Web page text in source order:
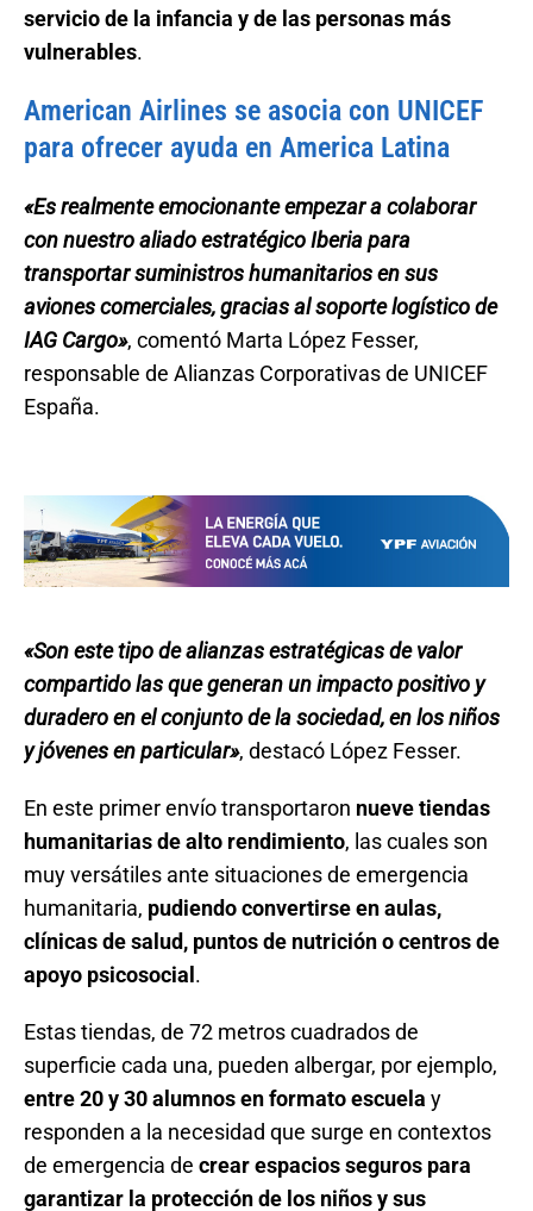
servicio de la infancia y de las personas más
vulnerables.
American Airlines se asocia con UNICEF
para ofrecer ayuda en America Latina
«Es realmente emocionante empezar a colaborar
con nuestro aliado estratégico Iberia para
transportar suministros humanitarios en sus
aviones comerciales, gracias al soporte logístico de
IAG Cargo», comentó Marta López Fesser,
responsable de Alianzas Corporativas de UNICEF
España.
«Son este tipo de alianzas estratégicas de valor
compartido las que generan un impacto positivo y
duradero en el conjunto de la sociedad, en los niños
y jóvenes en particular», destacó López Fesser.
En este primer envío transportaron nueve tiendas
humanitarias de alto rendimiento, las cuales son
muy versátiles ante situaciones de emergencia
humanitaria, pudiendo convertirse en aulas,
clínicas de salud, puntos de nutrición o centros de
apoyo psicosocial .
Estas tiendas, de 72 metros cuadrados de
superficie cada una, pueden albergar, por ejemplo,
entre 20 y 30 alumnos en formato escuela y
responden a la necesidad que surge en contextos
de emergencia de crear espacios seguros para
garantizar la protección de los niños y sus